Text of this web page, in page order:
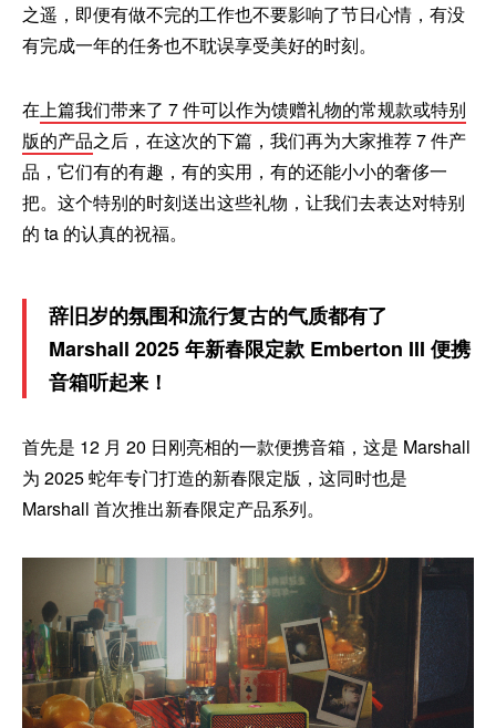
之遥，即便有做不完的工作也不要影响了节日心情，有没
有完成一年的任务也不耽误享受美好的时刻。
在上篇我们带来了 7 件可以作为馈赠礼物的常规款或特别
版的产品之后，在这次的下篇，我们再为大家推荐 7 件产
品，它们有的有趣，有的实用，有的还能小小的奢侈一
把。这个特别的时刻送出这些礼物，让我们去表达对特别
的 ta 的认真的祝福。
辞旧岁的氛围和流行复古的气质都有了
Marshall 2025 年新春限定款 Emberton III 便携
音箱听起来！
首先是 12 月 20 日刚亮相的一款便携音箱，这是 Marshall
为 2025 蛇年专门打造的新春限定版，这同时也是
Marshall 首次推出新春限定产品系列。